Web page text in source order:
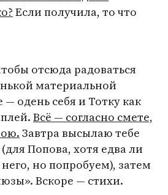
Если получила, то что
отсюда радоваться
материальной
одень себя и Тотку как
Всё — согласно смете,
Завтра высылаю тебе
(для Попова, хотя едва ли
но попробуем), затем
Вскоре — стихи.